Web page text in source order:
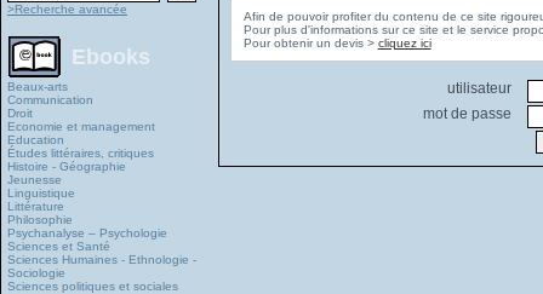
>Recherche avancée
Ebooks
Beaux-arts
Communication
Droit
Economie et management
Education
Études littéraires, critiques
Histoire - Géographie
Jeunesse
Linguistique
Littérature
Philosophie
Psychanalyse – Psychologie
Sciences et Santé
Sciences Humaines - Ethnologie -
Sociologie
Sciences politiques et sociales
Afin de pouvoir profiter du contenu de ce site
Pour plus d'informations sur ce site et le service
Pour obtenir un devis > cliquez ici
utilisateur
mot de passe